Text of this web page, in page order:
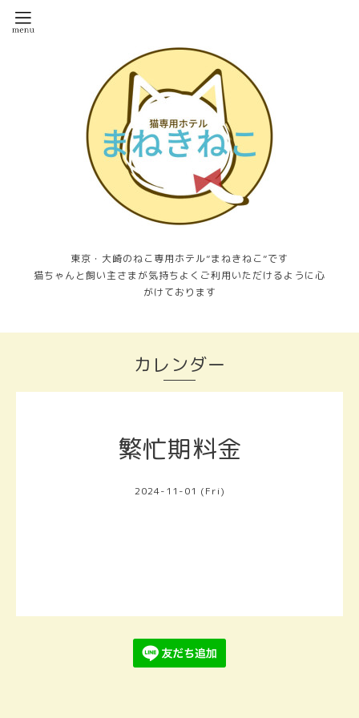
東京・大崎のねこ専用ホテル”まねきねこ”です
猫ちゃんと飼い主さまが気持ちよくご利用いただけるように心
がけております
カレンダー
繁忙期料金
2024-11-01 (Fri)